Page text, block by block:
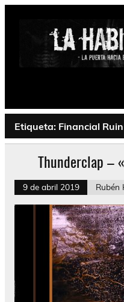
Saltar
Psychedelic, Stoner,
Etiqueta: Financial Ruin
Thunderclap –
9 de abril 2019 Rubén